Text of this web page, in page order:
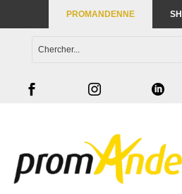
PROMANDENNE
  